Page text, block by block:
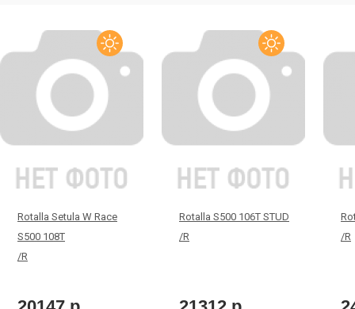
Rotalla Setula W Race
S500 108T
/R
Rotalla S500 106T STUD
/R
/R